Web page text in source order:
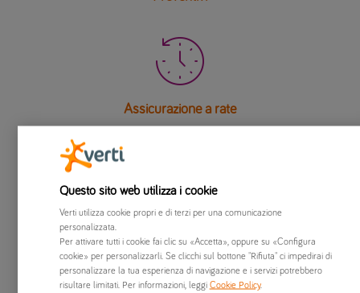

Assicurazione a rate

Casi particolari
Questo sito web utilizza i cookie
Verti utilizza cookie propri e di terzi per una comunicazione
personalizzata.
Per attivare tutti i cookie fai clic su «Accetta», oppure su «Configura
cookie» per personalizzarli. Se clicchi sul bottone "Rifiuta" ci impedirai di
personalizzare la tua esperienza di navigazione e i servizi potrebbero
risultare limitati. Per informazioni, leggi Cookie Policy.